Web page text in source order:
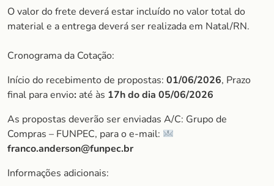
O valor do frete deverá estar incluído no valor total do
material e a entrega deverá ser realizada em Natal/RN.
Cronograma da Cotação:
Início do recebimento de propostas: 01/06/2026, Prazo
final para envio: até às 17h do dia 05/06/2026
As propostas deverão ser enviadas A/C: Grupo de
Compras – FUNPEC, para o e-mail:
franco.anderson@funpec.br
Informações adicionais: